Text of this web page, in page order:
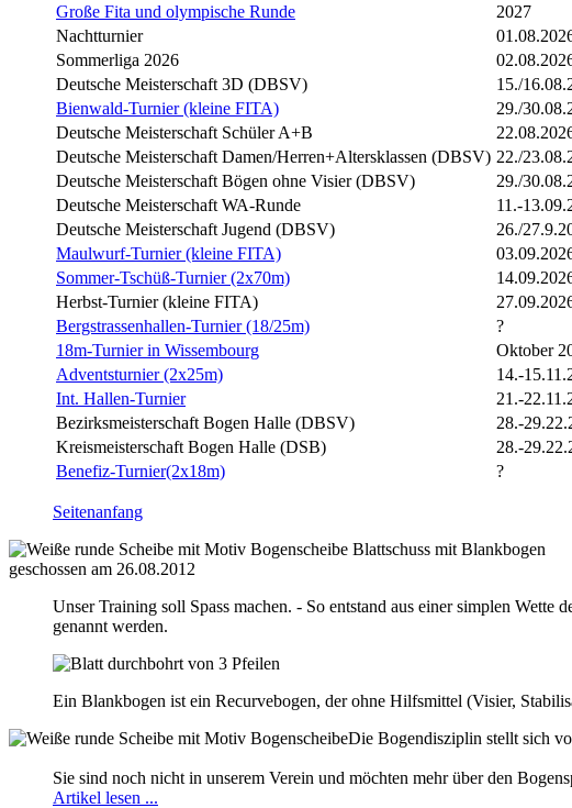
Große Fita und olympische Runde
2027
Nachtturnier
Sommerliga 2026
Deutsche Meisterschaft 3D (DBSV)
15./
Bienwald-Turnier (kleine FITA)
29./
Deutsche Meisterschaft Schüler A+B
Deutsche Meisterschaft Damen/Herren+Altersklassen (DBSV) 22./
Deutsche Meisterschaft Bögen ohne Visier (DBSV)
29./
Deutsche Meisterschaft WA-Runde
11.-
Deutsche Meisterschaft Jugend (DBSV)
26./
Maulwurf-Turnier (kleine FITA)
Sommer-Tschüß-Turnier (2x70m)
Herbst-Turnier (kleine FITA)
Bergstrassenhallen-Turnier (18/25m)
?
18m-Turnier in Wissembourg
Oktober
Adventsturnier (2x25m)
14.-
Int. Hallen-Turnier
21.-
Bezirksmeisterschaft Bogen Halle (DBSV)
28.-
Kreismeisterschaft Bogen Halle (DSB)
28.-
Benefiz-Turnier(2x18m)
?
Seitenanfang
Blattschuss mit Blankbogen
geschossen am 26.08.2012
Unser Training soll Spass machen. - So entstand aus einer simplen
genannt werden.
Ein Blankbogen ist ein Recurvebogen, der ohne Hilfsmittel (Visier,
Die Bogendisziplin stellt sich
Sie sind noch nicht in unserem Verein und möchten mehr über den
Artikel lesen ...